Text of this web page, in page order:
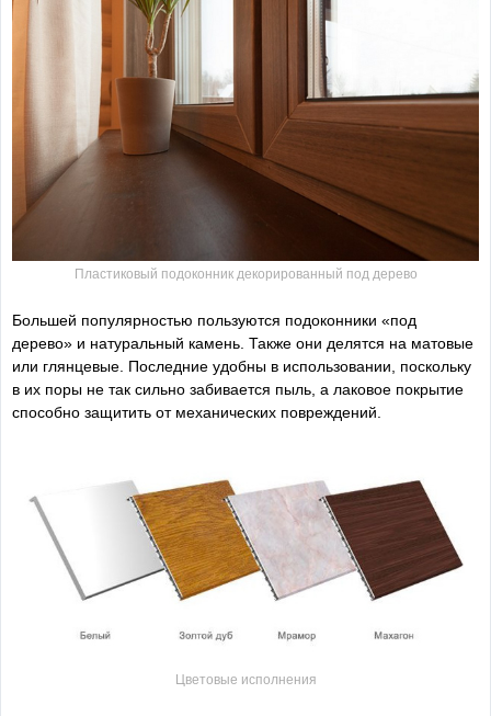
Пластиковый подоконник декорированный под дерево
Большей популярностью пользуются подоконники «под
дерево» и натуральный камень. Также они делятся на матовые
или глянцевые. Последние удобны в использовании, поскольку
в их поры не так сильно забивается пыль, а лаковое покрытие
способно защитить от механических повреждений.
Цветовые исполнения